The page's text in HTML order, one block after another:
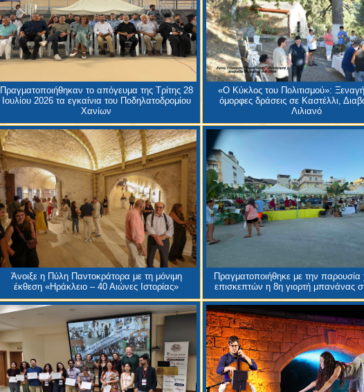
Πραγματοποιήθηκαν το απόγευμα της Τρίτης 28
Ιουλίου 2026 τα εγκαίνια του Ποδηλατοδρομίου
Χανίων
«Ο Κύκλος του Πολιτισμού»:
όμορφες δράσεις σε Καστέλλι,
Λιλιανό
Άνοιξε η Πύλη Παντοκράτορα με τη μόνιμη
έκθεση «Ηράκλειο – 40 Αιώνες Ιστορίας»
Πραγματοποιήθηκε με την παρουσία
επισκεπτών η 8η γιορτή μπανάνας